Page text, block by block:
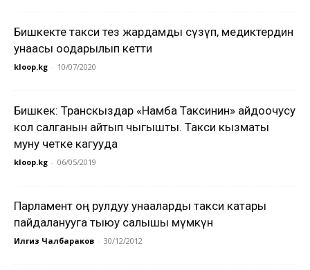
Бишкекте такси тез жардамды сүзүп, медиктердин
унаасы оодарылып кетти
kloop.kg - 10/07/2020
Бишкек: Транскыздар «Намба Таксинин» айдоочусу
кол салганын айтып чыгышты. Такси кызматы
муну четке кагууда
kloop.kg - 06/05/2019
Парламент оң рулдуу унааларды такси катары
пайдаланууга тыюу салышы мүмкүн
Илгиз Чалбараков - 30/12/2012